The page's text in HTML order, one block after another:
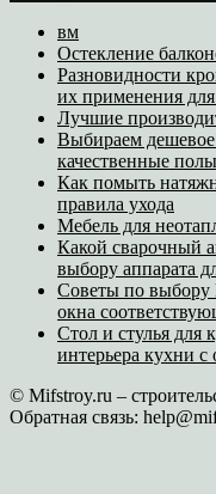
вм
Остекление
Разновидности
их применения
Лучшие
Выбираем дешевое
качественные
Как помыть
правила ухода
Мебель для
Какой сварочный
выбору аппарата
Советы по выбору
окна
Стол и стулья для
интерьера кухни
© Mifstroy.ru –
Обратная связь: